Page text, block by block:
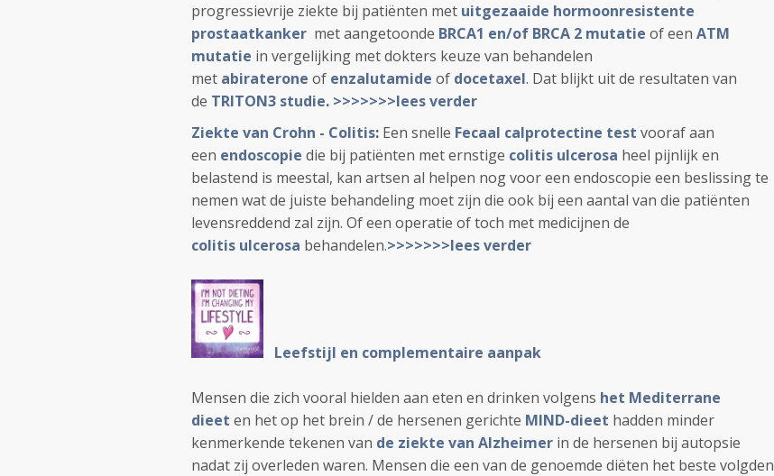
progressievrije ziekte bij patiënten met uitgezaaide hormoonresistente
prostaatkanker met aangetoonde BRCA1 en/of BRCA 2 mutatie of een ATM
mutatie in vergelijking met dokters keuze van behandelen
met abiraterone of enzalutamide of docetaxel. Dat blijkt uit de resultaten van
de TRITON3 studie. >>>>>>>lees verder
Ziekte van Crohn - Colitis: Een snelle Fecaal calprotectine test vooraf aan
een endoscopie die bij patiënten met ernstige colitis ulcerosa heel pijnlijk en
belastend is meestal, kan artsen al helpen nog voor een endoscopie een beslissing te
nemen wat de juiste behandeling moet zijn die ook bij een aantal van die patiënten
levensreddend zal zijn. Of een operatie of toch met medicijnen de
colitis ulcerosa behandelen.>>>>>>>lees verder
Leefstijl en complementaire aanpak
Mensen die zich vooral hielden aan eten en drinken volgens het Mediterrane
dieet en het op het brein / de hersenen gerichte MIND-dieet hadden minder
kenmerkende tekenen van de ziekte van Alzheimer in de hersenen bij autopsie
nadat zij overleden waren. Mensen die een van de genoemde diëten het beste volgden